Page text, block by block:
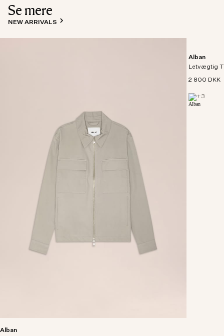
Se mere
NEW ARRIVALS
Alban
Alban
Letvægtig
2 800 DKK
+3